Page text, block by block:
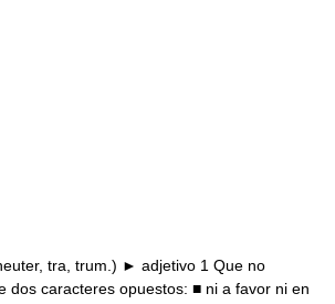
tra, trum.) ► adjetivo 1 Que no
dos caracteres opuestos: ■ ni a favor ni en